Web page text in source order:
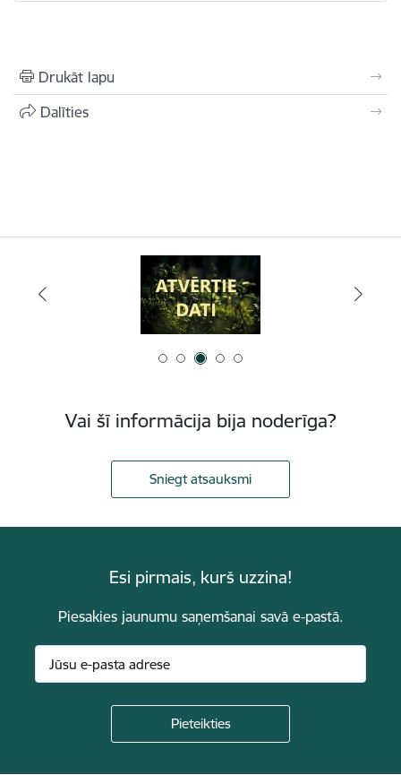
Drukāt lapu
Dalīties
Vai šī informācija bija noderīga?
Sniegt atsauksmi
Esi pirmais, kurš uzzina!
Piesakies jaunumu saņemšanai savā e-pastā.